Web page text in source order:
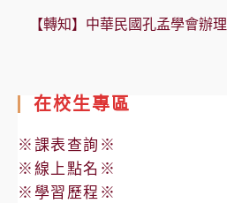
【轉知】中華民國孔孟學會辦
在校生專區
※課表查詢※
※線上點名※
※學習歷程※